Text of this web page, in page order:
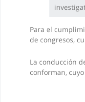
Para el
de congresos,
La conducción
conforman,